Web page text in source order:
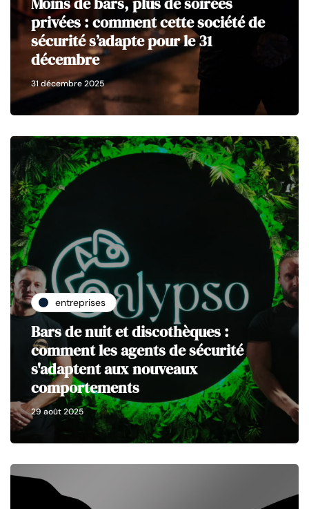
privées : comment cette société de
sécurité s’adapte pour le 31
décembre
31 décembre 2025
entreprises
Bars de nuit et discothèques :
comment les agents de sécurité
s'adaptent aux nouveaux
comportements
29 août 2025